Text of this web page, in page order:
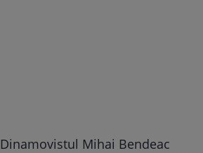
Dinamovistul Mihai Bendeac